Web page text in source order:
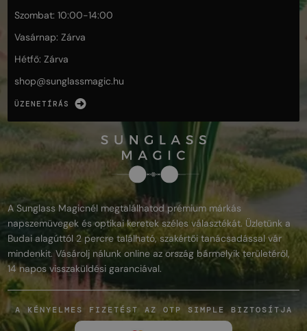
Szombat: 10:00-14:00
Vasárnap: Zárva
Hétfő: Zárva
shop@sunglassmagic.hu
ÜZENETÍRÁS
A Sunglass Magicnél megtalálhatod prémium márkás
napszemüvegek és optikai keretek széles választékát. Üzletünk a
Budai alagúttól 2 percre található, szakértői tanácsadással vár
mindenkit. Vásárolj nálunk online az ország bármelyik területéről,
14 napos visszaküldési garanciával.
A KÉNYELMES FIZETÉST AZ OTP SIMPLE BIZTOSÍTJA